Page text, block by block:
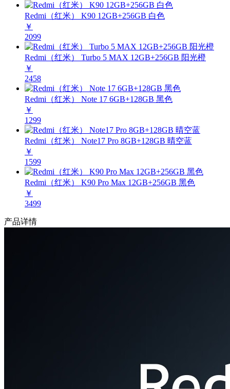
Redmi（红米） K90 12GB+256GB 白色
￥
2099
Redmi（红米） Turbo 5 MAX 12GB+256GB 阳光橙
￥
2458
Redmi（红米） Note 17 6GB+128GB 黑色
￥
1299
Redmi（红米） Note17 Pro 8GB+128GB 晴空蓝
￥
1599
Redmi（红米） K90 Pro Max 12GB+256GB 黑色
￥
3499
产品详情